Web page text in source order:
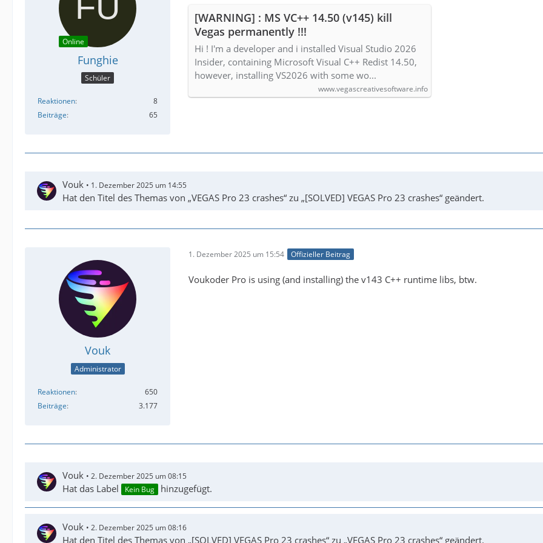
Online
Funghie
Schüler
Reaktionen
8
Beiträge
65
[WARNING] : MS VC++ 14.50 (v145) kill
Vegas permanently !!!
Hi ! I'm a developer and i installed Visual Studio 2026
Insider, containing Microsoft Visual C++ Redist 14.50,
however, installing VS2026 with some wo...
www.vegascreativesoftware.info
Vouk 1. Dezember 2025 um 14:55
Hat den Titel des Themas von „VEGAS Pro 23 crashes“ zu „[SOLVED] VEGAS Pro 23 crashes“ geändert.
Vouk
Administrator
Reaktionen
650
Beiträge
3.177
1. Dezember 2025 um 15:54 Offizieller Beitrag
Voukoder Pro is using (and installing) the v143 C++ runtime libs, btw.
Vouk 2. Dezember 2025 um 08:15
Hat das Label Kein Bug hinzugefügt.
Vouk 2. Dezember 2025 um 08:16
Hat den Titel des Themas von „[SOLVED] VEGAS Pro 23 crashes“ zu „VEGAS Pro 23 crashes“ geändert.